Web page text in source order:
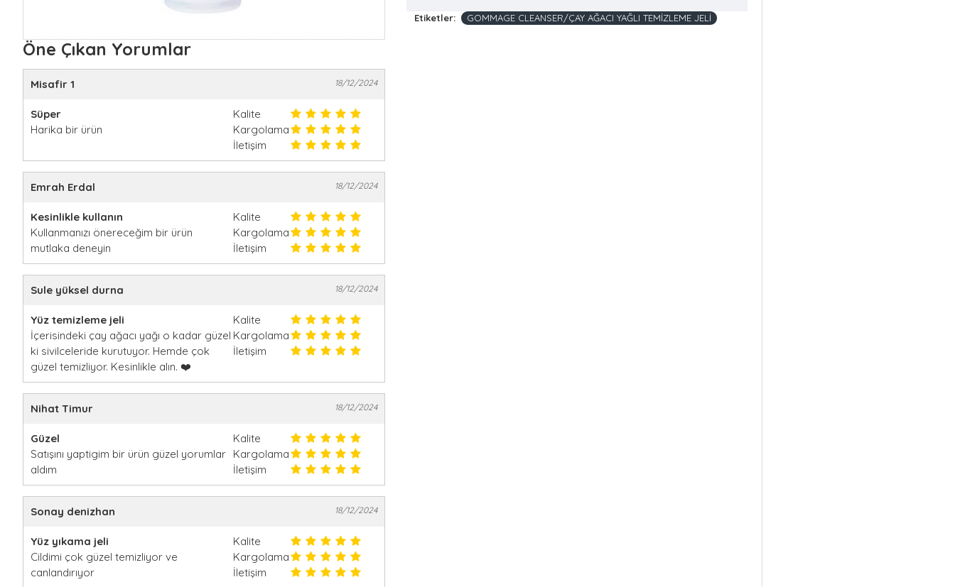
Öne Çıkan Yorumlar
Misafir 1 18/12/2024
Süper
Harika bir ürün
Kalite
Kargolama
İletişim
Emrah Erdal 18/12/2024
Kesinlikle kullanın
Kullanmanızı önereceğim bir ürün
mutlaka deneyin
Kalite
Kargolama
İletişim
Sule yüksel durna 18/12/2024
Yüz temizleme jeli
İçerisindeki çay ağacı yağı o kadar güzel
ki sivilceleride kurutuyor. Hemde çok
güzel temizliyor. Kesinlikle alın. ❤️
Kalite
Kargolama
İletişim
Nihat Timur 18/12/2024
Güzel
Satışını yaptigim bir ürün güzel yorumlar
aldım
Kalite
Kargolama
İletişim
Sonay denizhan 18/12/2024
Yüz yıkama jeli
Cildimi çok güzel temizliyor ve
canlandırıyor
Kalite
Kargolama
İletişim
Etiketler: GOMMAGE CLEANSER/ÇAY AĞACI YAĞLI TEMİZLEME JELİ